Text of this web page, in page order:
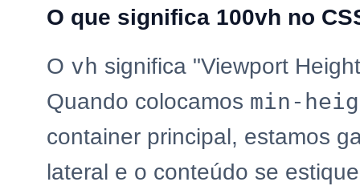
O que significa 100vh no
O vh significa "Viewport
Quando colocamos min-
container principal, estamos
lateral e o conteúdo se